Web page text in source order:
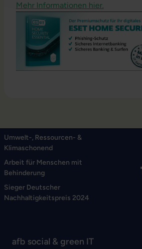
Mehr Informationen hier.
Umwelt-, Ressourcen- &
Klimaschonend
Arbeit für Menschen mit
Behinderung
Sieger Deutscher
Nachhaltigkeitspreis 2024
afb social & green IT